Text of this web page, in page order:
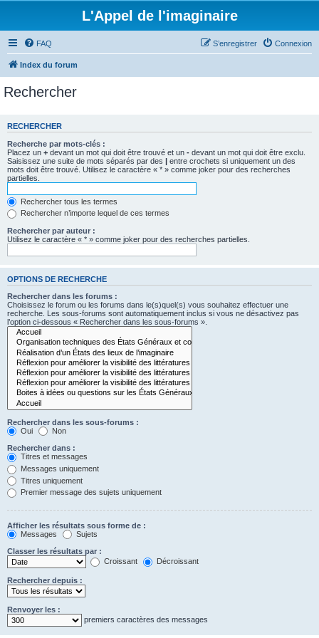
L'Appel de l'imaginaire
FAQ Connexion
S’enregistrer
Index du forum
Rechercher
RECHERCHER
Recherche par mots-clés :
Placez un + devant un mot qui doit être trouvé et un - devant un mot qui doit être exclu.
Saisissez une suite de mots séparés par des | entre crochets si uniquement un des
mots doit être trouvé. Utilisez le caractère « * » comme joker pour des recherches
partielles.
Rechercher tous les termes
Rechercher n’importe lequel de ces termes
Rechercher par auteur :
Utilisez le caractère « * » comme joker pour des recherches partielles.
OPTIONS DE RECHERCHE
Rechercher dans les forums :
Choisissez le forum ou les forums dans le(s)quel(s) vous souhaitez effectuer une
recherche. Les sous-forums sont automatiquement inclus si vous ne désactivez pas
l’option ci-dessous « Rechercher dans les sous-forums ».
Rechercher dans les sous-forums :
Oui
Non
Rechercher dans :
Titres et messages
Messages uniquement
Titres uniquement
Premier message des sujets uniquement
Afficher les résultats sous forme de :
Messages
Sujets
Classer les résultats par :
Croissant
Décroissant
Rechercher depuis :
Renvoyer les :
premiers caractères des messages